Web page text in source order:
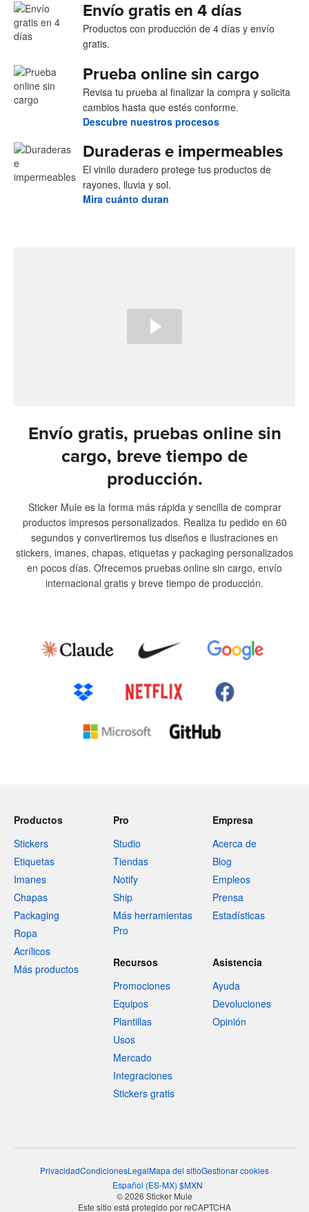
Envío gratis en 4 días
Productos con producción de 4 días y envío
gratis.
Prueba online sin cargo
Revisa tu prueba al finalizar la compra y solicita
cambios hasta que estés conforme.
Descubre nuestros procesos
Duraderas e impermeables
El vinilo duradero protege tus productos de
rayones, lluvia y sol.
Mira cuánto duran
Envío gratis, pruebas online sin
cargo, breve tiempo de
producción.
Sticker Mule es la forma más rápida y sencilla de comprar
productos impresos personalizados. Realiza tu pedido en 60
segundos y convertiremos tus diseños e ilustraciones en
stickers, imanes, chapas, etiquetas y packaging personalizados
en pocos días. Ofrecemos pruebas online sin cargo, envío
internacional gratis y breve tiempo de producción.
Productos
Stickers
Etiquetas
Imanes
Chapas
Packaging
Ropa
Acrílicos
Más productos
Pro
Studio
Tiendas
Notify
Ship
Más herramientas
Pro
Empresa
Acerca de
Blog
Empleos
Prensa
Estadísticas
Recursos
Promociones
Equipos
Plantillas
Usos
Mercado
Integraciones
Stickers gratis
Asistencia
Ayuda
Devoluciones
Opinión
PrivacidadCondicionesLegalMapa del sitioGestionar cookies
Español (ES-MX) $MXN
© 2026 Sticker Mule
Este sitio está protegido por reCAPTCHA